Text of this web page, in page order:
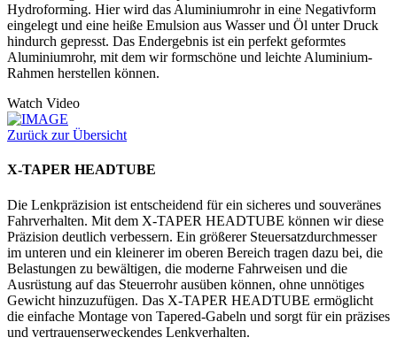
Hydroforming. Hier wird das Aluminiumrohr in eine Negativform
eingelegt und eine heiße Emulsion aus Wasser und Öl unter Druck
hindurch gepresst. Das Endergebnis ist ein perfekt geformtes
Aluminiumrohr, mit dem wir formschöne und leichte Aluminium-
Rahmen herstellen können.
Watch Video
Zurück zur Übersicht
X-TAPER HEADTUBE
Die Lenkpräzision ist entscheidend für ein sicheres und souveränes
Fahrverhalten. Mit dem X-TAPER HEADTUBE können wir diese
Präzision deutlich verbessern. Ein größerer Steuersatzdurchmesser
im unteren und ein kleinerer im oberen Bereich tragen dazu bei, die
Belastungen zu bewältigen, die moderne Fahrweisen und die
Ausrüstung auf das Steuerrohr ausüben können, ohne unnötiges
Gewicht hinzuzufügen. Das X-TAPER HEADTUBE ermöglicht
die einfache Montage von Tapered-Gabeln und sorgt für ein präzises
und vertrauenserweckendes Lenkverhalten.